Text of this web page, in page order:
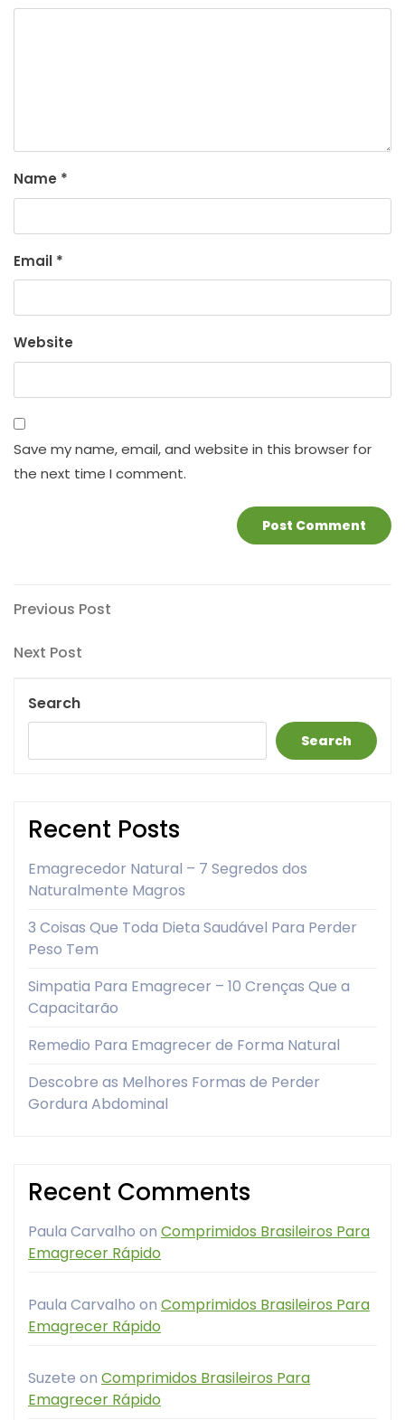
Name *
Email *
Website
Save my name, email, and website in this browser for
the next time I comment.
Post
navigation
Previous
Previous Post
Next
Next Post
Search
Search
Recent Posts
Emagrecedor Natural – 7 Segredos dos
Naturalmente Magros
3 Coisas Que Toda Dieta Saudável Para Perder
Peso Tem
Simpatia Para Emagrecer – 10 Crenças Que a
Capacitarão
Remedio Para Emagrecer de Forma Natural
Descobre as Melhores Formas de Perder
Gordura Abdominal
Recent Comments
Paula Carvalho on Comprimidos Brasileiros Para
Emagrecer Rápido
Paula Carvalho on Comprimidos Brasileiros Para
Emagrecer Rápido
Suzete on Comprimidos Brasileiros Para
Emagrecer Rápido